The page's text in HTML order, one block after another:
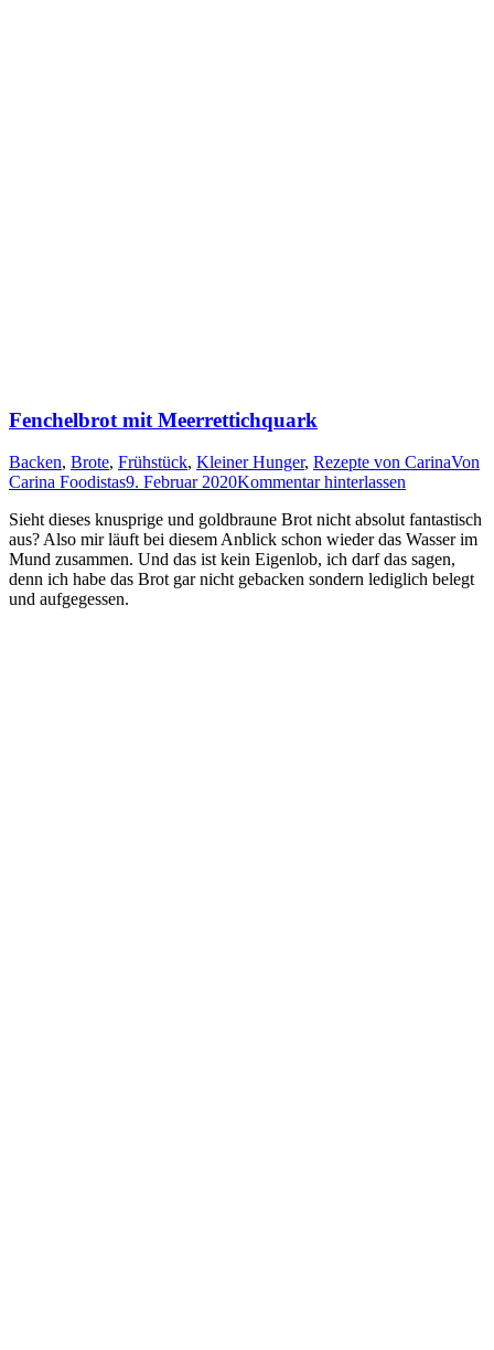
Fenchelbrot mit Meerrettichquark
Backen, Brote, Frühstück, Kleiner Hunger, Rezepte von CarinaVon
Carina Foodistas9. Februar 2020Kommentar hinterlassen
Sieht die­ses knusp­ri­ge und gold­brau­ne Brot nicht abso­lut fan­tas­tisch
aus? Also mir läuft bei die­sem Anblick schon wie­der das Was­ser im
Mund zusam­men. Und das ist kein Eigen­lob, ich darf das sagen,
denn ich habe das Brot gar nicht geba­cken son­dern ledig­lich belegt
und aufgegessen.